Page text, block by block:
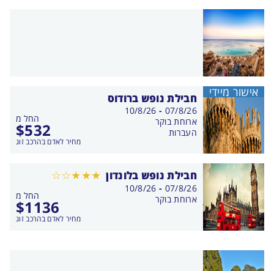
חבילת נופש ברודוס
החל מ
$532
מחיר לאדם בהרכב זוג
בין
התאריכים,
07/8/26
-
10/8/26
ארוחת בוקר
העברות
אישור מיידי
חבילת נופש בלונדון
החל מ
$1136
מחיר לאדם בהרכב זוג
בין
התאריכים,
07/8/26
-
10/8/26
ארוחת בוקר